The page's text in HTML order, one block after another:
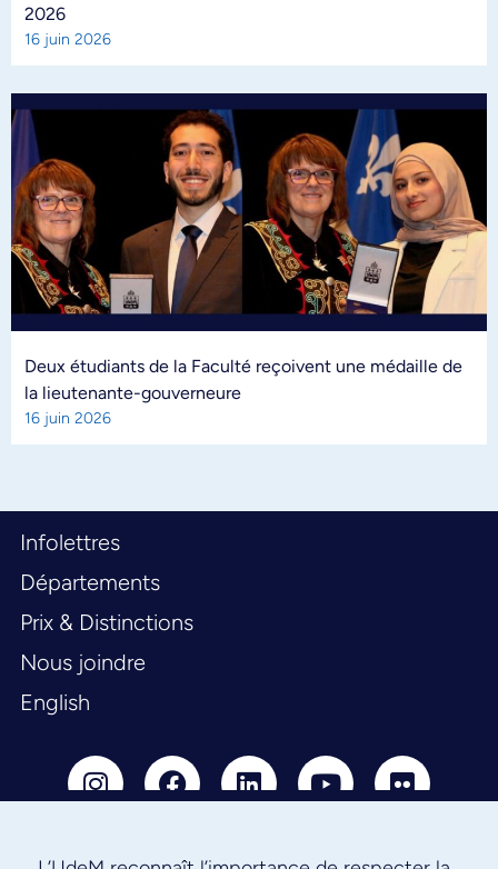
2026
16 juin 2026
Deux étudiants de la Faculté reçoivent une médaille de
la lieutenante-gouverneure
16 juin 2026
Infolettres
Départements
Prix & Distinctions
Nous joindre
English